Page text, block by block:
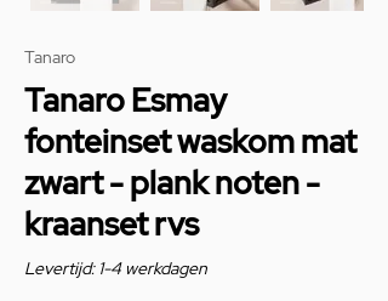
Tanaro
Tanaro Esmay
fonteinset waskom mat
zwart - plank noten -
kraanset rvs
Levertijd: 1-4 werkdagen